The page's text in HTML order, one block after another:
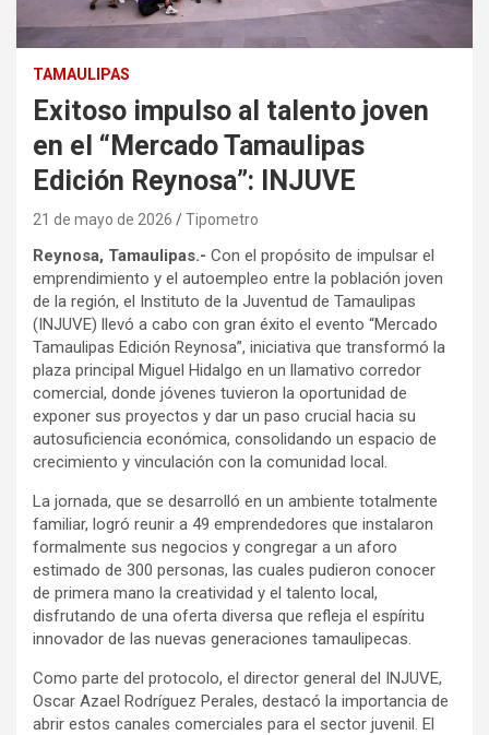
TAMAULIPAS
Exitoso impulso al talento joven
en el “Mercado Tamaulipas
Edición Reynosa”: INJUVE
21 de mayo de 2026 Tipometro
Reynosa, Tamaulipas.- Con el propósito de impulsar el
emprendimiento y el autoempleo entre la población joven
de la región, el Instituto de la Juventud de Tamaulipas
(INJUVE) llevó a cabo con gran éxito el evento “Mercado
Tamaulipas Edición Reynosa”, iniciativa que transformó la
plaza principal Miguel Hidalgo en un llamativo corredor
comercial, donde jóvenes tuvieron la oportunidad de
exponer sus proyectos y dar un paso crucial hacia su
autosuficiencia económica, consolidando un espacio de
crecimiento y vinculación con la comunidad local.
La jornada, que se desarrolló en un ambiente totalmente
familiar, logró reunir a 49 emprendedores que instalaron
formalmente sus negocios y congregar a un aforo
estimado de 300 personas, las cuales pudieron conocer
de primera mano la creatividad y el talento local,
disfrutando de una oferta diversa que refleja el espíritu
innovador de las nuevas generaciones tamaulipecas.
Como parte del protocolo, el director general del INJUVE,
Oscar Azael Rodríguez Perales, destacó la importancia de
abrir estos canales comerciales para el sector juvenil. El